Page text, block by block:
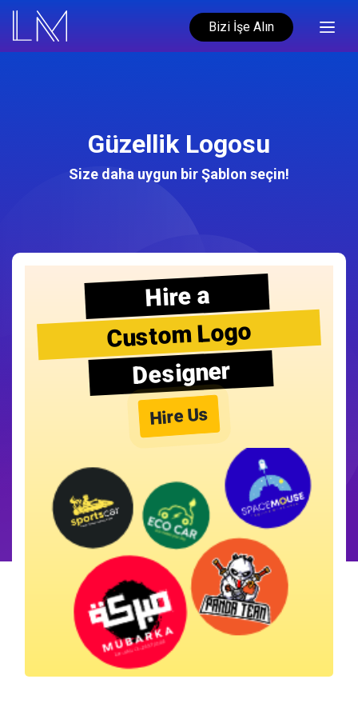
Bizi İşe Alın
Güzellik Logosu
Size daha uygun bir Şablon seçin!
Hire a
Custom Logo
Designer
Hire Us